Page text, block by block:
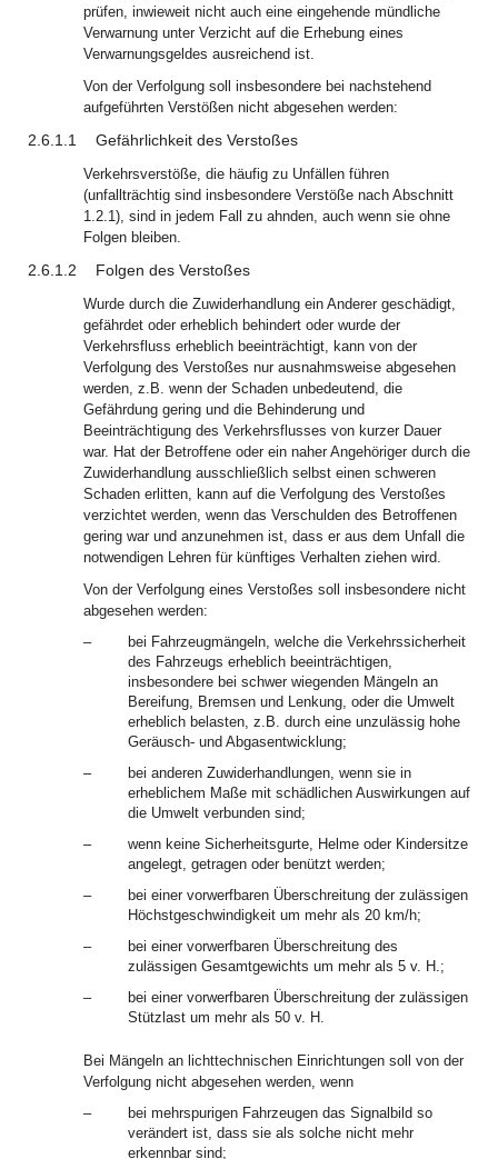
prüfen, inwieweit nicht auch eine eingehende mündliche
Verwarnung unter Verzicht auf die Erhebung eines
Verwarnungsgeldes ausreichend ist.
Von der Verfolgung soll insbesondere bei nachstehend
aufgeführten Verstößen nicht abgesehen werden:
2.6.1.1 Gefährlichkeit des Verstoßes
Verkehrsverstöße, die häufig zu Unfällen führen
(unfallträchtig sind insbesondere Verstöße nach Abschnitt
1.2.1), sind in jedem Fall zu ahnden, auch wenn sie ohne
Folgen bleiben.
2.6.1.2 Folgen des Verstoßes
Wurde durch die Zuwiderhandlung ein Anderer geschädigt,
gefährdet oder erheblich behindert oder wurde der
Verkehrsfluss erheblich beeinträchtigt, kann von der
Verfolgung des Verstoßes nur ausnahmsweise abgesehen
werden, z.B. wenn der Schaden unbedeutend, die
Gefährdung gering und die Behinderung und
Beeinträchtigung des Verkehrsflusses von kurzer Dauer
war. Hat der Betroffene oder ein naher Angehöriger durch die
Zuwiderhandlung ausschließlich selbst einen schweren
Schaden erlitten, kann auf die Verfolgung des Verstoßes
verzichtet werden, wenn das Verschulden des Betroffenen
gering war und anzunehmen ist, dass er aus dem Unfall die
notwendigen Lehren für künftiges Verhalten ziehen wird.
Von der Verfolgung eines Verstoßes soll insbesondere nicht
abgesehen werden:
–
bei Fahrzeugmängeln, welche die Verkehrssicherheit
des Fahrzeugs erheblich beeinträchtigen,
insbesondere bei schwer wiegenden Mängeln an
Bereifung, Bremsen und Lenkung, oder die Umwelt
erheblich belasten, z.B. durch eine unzulässig hohe
Geräusch- und Abgasentwicklung;
–
bei anderen Zuwiderhandlungen, wenn sie in
erheblichem Maße mit schädlichen Auswirkungen auf
die Umwelt verbunden sind;
–
wenn keine Sicherheitsgurte, Helme oder Kindersitze
angelegt, getragen oder benützt werden;
–
bei einer vorwerfbaren Überschreitung der zulässigen
Höchstgeschwindigkeit um mehr als 20 km/h;
–
bei einer vorwerfbaren Überschreitung des
zulässigen Gesamtgewichts um mehr als 5 v. H.;
–
bei einer vorwerfbaren Überschreitung der zulässigen
Stützlast um mehr als 50 v. H.
Bei Mängeln an lichttechnischen Einrichtungen soll von der
Verfolgung nicht abgesehen werden, wenn
–
bei mehrspurigen Fahrzeugen das Signalbild so
verändert ist, dass sie als solche nicht mehr
erkennbar sind;